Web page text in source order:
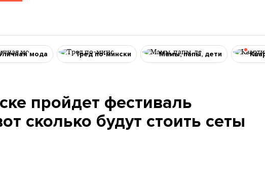
мода Тред по-мински Мамы, папы, дети
пройдет фестиваль
сколько будут стоить сеты